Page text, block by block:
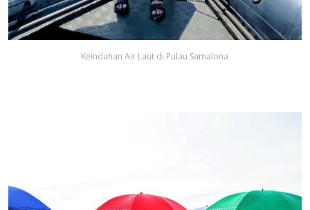
Keindahan Air Laut di Pulau Samalona